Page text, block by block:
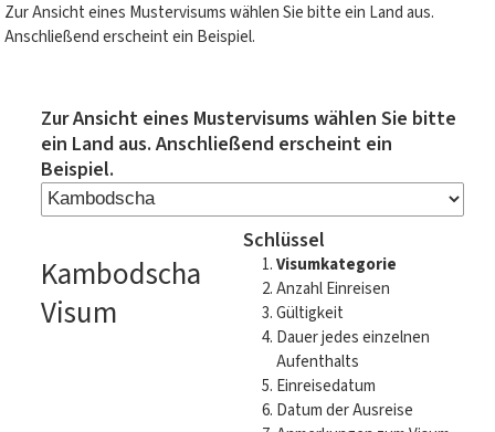
Zur Ansicht eines Mustervisums wählen Sie bitte ein Land aus.
Anschließend erscheint ein Beispiel.
Zur Ansicht eines Mustervisums wählen Sie bitte
ein Land aus. Anschließend erscheint ein
Beispiel.
Schlüssel
Visumkategorie
Anzahl Einreisen
Gültigkeit
Dauer jedes einzelnen
Aufenthalts
Einreisedatum
Datum der Ausreise
Kambodscha
Visum